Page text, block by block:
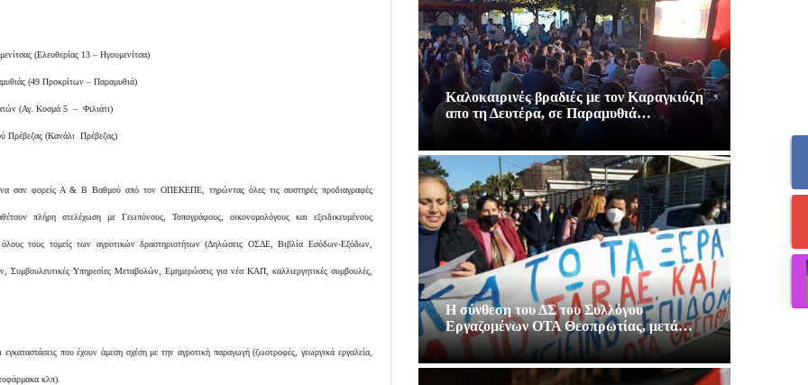
(Ελευθερίας 13 – Ηγουμενίτσα)
(49 Προκρίτων – Παραμυθιά)
(Αγ. Κοσμά 5 – Φιλιάτι)
Πρέβεζας (Κανάλι Πρέβεζας)
σαν φορείς Α & Β Βαθμού από τον ΟΠΕΚΕΠΕ, τηρώντας όλες τις αυστηρές προδιαγραφές
πλήρη στελέχωση με Γεωπόνους, Τοπογράφους, οικονομολόγους και εξειδικευμένους
τους τομείς των αγροτικών δραστηριοτήτων (Δηλώσεις ΟΣΔΕ, Βιβλία Εσόδων-Εξόδων,
Υπηρεσίες Μεταβολών, Εμημερώσεις για νέα ΚΑΠ, καλλιεργητικές συμβουλές,
εγκαταστάσεις που έχουν άμεση σχέση με την αγροτική παραγωγή (ζωοτροφές, γεωργικά εργαλεία,
κλπ).
Καλοκαιρινές βραδιές με τον Καραγκιόζη
απο τη Δευτέρα, σε Παραμυθιά…
Η σύνθεση του ΔΣ του Συλλόγου
Εργαζομένων ΟΤΑ Θεσπρωτίας, μετά…